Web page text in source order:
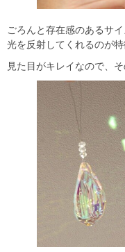
ごろんと存在感のあるサ
光を反射してくれるのが特
見た目がキレイなので、